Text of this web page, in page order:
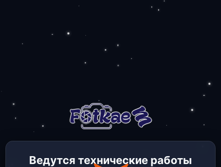
Ведутся технические работы